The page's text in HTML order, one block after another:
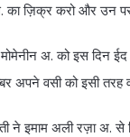
ज़िक्र करो और उन
अ. को इस दिन ईद
अपने वसी को इसी तरह
ने इमाम अली रज़ा अ. से